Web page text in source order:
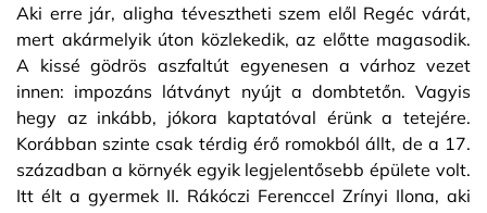
Aki erre jár, aligha tévesztheti szem elől Regéc várát,
mert akármelyik úton közlekedik, az előtte magasodik.
A kissé gödrös aszfaltút egyenesen a várhoz vezet
innen: impozáns látványt nyújt a dombtetőn. Vagyis
hegy az inkább, jókora kaptatóval érünk a tetejére.
Korábban szinte csak térdig érő romokból állt, de a 17.
században a környék egyik legjelentősebb épülete volt.
Itt élt a gyermek II. Rákóczi Ferenccel Zrínyi Ilona, aki